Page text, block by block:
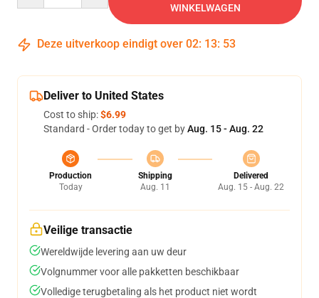
WINKELWAGEN
Deze uitverkoop eindigt over 02: 13: 52
Deliver to United States
Cost to ship:$6.99
Standard - Order today to get byAug. 15 - Aug. 22
Production
Today
Shipping
Aug. 11
Delivered
Aug. 15 - Aug. 22
Veilige transactie
Wereldwijde levering aan uw deur
Volgnummer voor alle pakketten beschikbaar
Volledige terugbetaling als het product niet wordt